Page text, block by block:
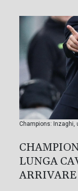
Champions: Inzaghi,
LUNGA